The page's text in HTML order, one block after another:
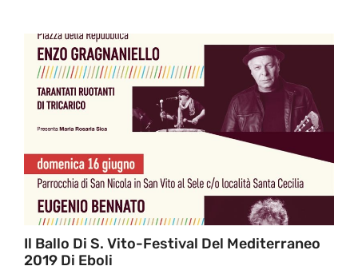
Il Ballo Di S. Vito-Festival Del Mediterraneo
2019 Di Eboli